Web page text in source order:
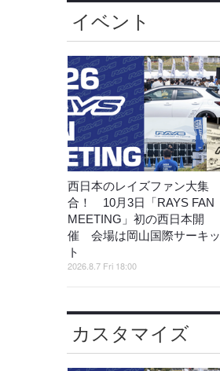
イベント
西日本のレイズファン大集
合！ 10月3日「RAYS FAN
MEETING」初の西日本開
催 会場は岡山国際サーキッ
ト
2026.8.7 Fri 18:00
カスタマイズ